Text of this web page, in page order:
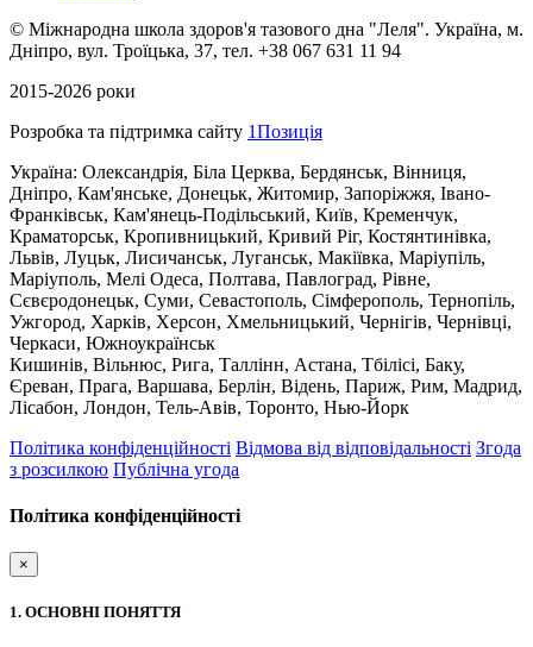
© Міжнародна школа здоров'я тазового дна "Леля". Українa, м.
Дніпро, вул. Троїцька, 37, тел. +38 067 631 11 94
2015-2026 роки
Розробка та підтримка сайту 1Позиція
Україна: Олександрія, Біла Церква, Бердянськ, Вінниця,
Дніпро, Кам'янське, Донецьк, Житомир, Запоріжжя, Івано-
Франківськ, Кам'янець-Подільський, Київ, Кременчук,
Краматорськ, Кропивницький, Кривий Ріг, Костянтинівка,
Львів, Луцьк, Лисичанськ, Луганськ, Макіївка, Маріупіль,
Маріуполь, Мелі Одеса, Полтава, Павлоград, Рівне,
Сєвєродонецьк, Суми, Севастополь, Сімферополь, Тернопіль,
Ужгород, Харків, Херсон, Хмельницький, Чернігів, Чернівці,
Черкаси, Южноукраїнськ
Кишинів, Вільнюс, Рига, Таллінн, Астана, Тбілісі, Баку,
Єреван, Прага, Варшава, Берлін, Відень, Париж, Рим, Мадрид,
Лісабон, Лондон, Тель-Авів, Торонто, Нью-Йорк
Політика конфіденційності Відмова від відповідальності Згода
з розсилкою Публічна угода
Політика конфіденційності
×
1. ОСНОВНІ ПОНЯТТЯ